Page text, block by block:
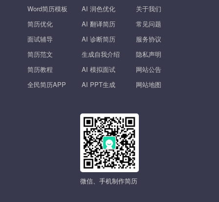
Word简历模板
简历优化
面试辅导
简历范文
简历教程
全民简历APP
AI 润色优化
AI 翻译简历
AI 诊断简历
生成自我介绍
AI 模拟面试
AI PPT生成
关于我们
常见问题
服务协议
隐私声明
网站公告
网站地图
微信、手机制作简历